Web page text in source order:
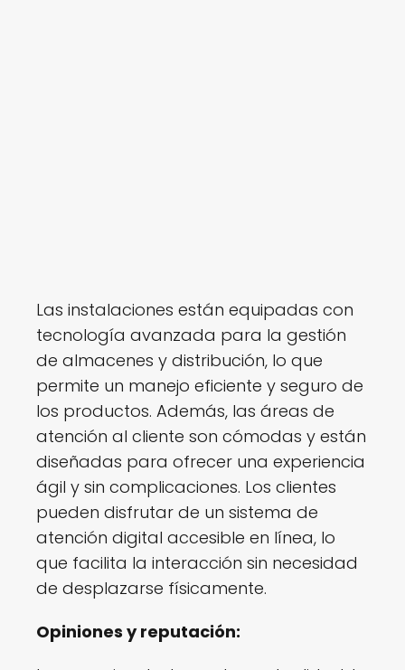
Las instalaciones están equipadas con
tecnología avanzada para la gestión
de almacenes y distribución, lo que
permite un manejo eficiente y seguro de
los productos. Además, las áreas de
atención al cliente son cómodas y están
diseñadas para ofrecer una experiencia
ágil y sin complicaciones. Los clientes
pueden disfrutar de un sistema de
atención digital accesible en línea, lo
que facilita la interacción sin necesidad
de desplazarse físicamente.
Opiniones y reputación: